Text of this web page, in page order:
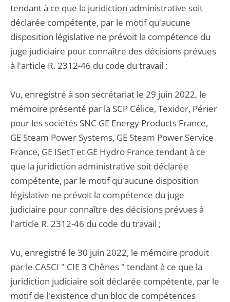
tendant à ce que la juridiction administrative soit
déclarée compétente, par le motif qu'aucune
disposition législative ne prévoit la compétence du
juge judiciaire pour connaître des décisions prévues
à l'article R. 2312-46 du code du travail ;
Vu, enregistré à son secrétariat le 29 juin 2022, le
mémoire présenté par la SCP Célice, Texidor, Périer
pour les sociétés SNC GE Energy Products France,
GE Steam Power Systems, GE Steam Power Service
France, GE ISetT et GE Hydro France tendant à ce
que la juridiction administrative soit déclarée
compétente, par le motif qu'aucune disposition
législative ne prévoit la compétence du juge
judiciaire pour connaître des décisions prévues à
l'article R. 2312-46 du code du travail ;
Vu, enregistré le 30 juin 2022, le mémoire produit
par le CASCI " CIE 3 Chênes " tendant à ce que la
juridiction judiciaire soit déclarée compétente, par le
motif de l'existence d'un bloc de compétences